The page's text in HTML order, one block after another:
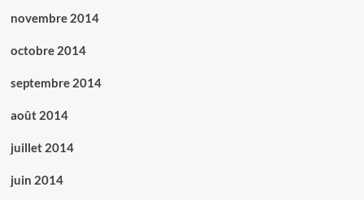
novembre 2014
octobre 2014
septembre 2014
août 2014
juillet 2014
juin 2014